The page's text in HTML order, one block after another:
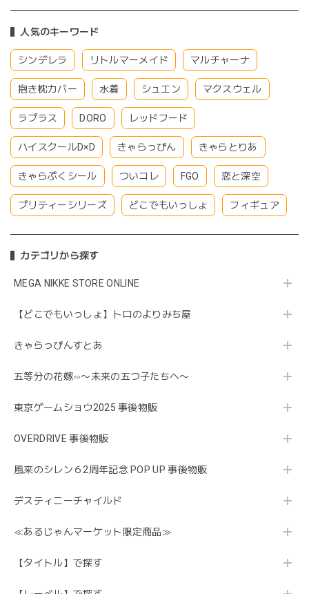
人気のキーワード
シンデレラ リトルマーメイド マルチャーナ
抱き枕カバー 水着 シュエン マクスウェル
ラプラス DORO レッドフード
ハイスクールD×D きゃらっぴん きゃらとりあ
きゃらぷくシール ついコレ FGO 恋と深空
プリティーシリーズ どこでもいっしょ フィギュア
カテゴリから探す
MEGA NIKKE STORE ONLINE
【どこでもいっしょ】トロのよりみち屋
きゃらっぴんすとあ
五等分の花嫁∽〜未来の五つ子たちへ〜
東京ゲームショウ2025 事後物販
OVERDRIVE 事後物販
風来のシレン６2周年記念 POP UP 事後物販
デスティニーチャイルド
≪あるじゃんマーケット限定商品≫
【タイトル】で探す